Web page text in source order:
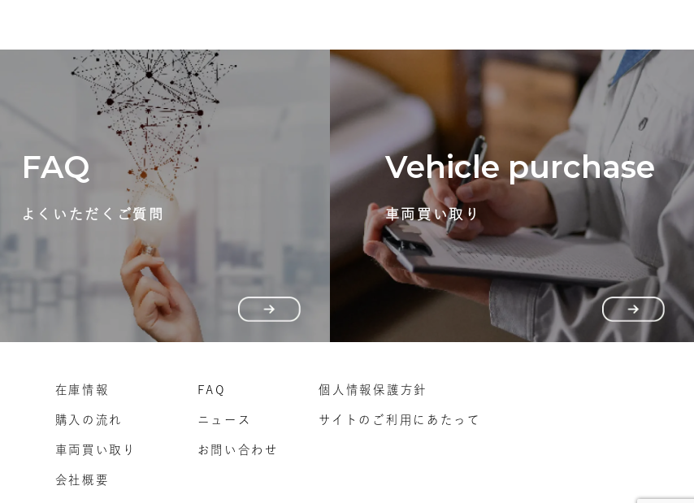
FAQ
よくいただくご質問
Vehicle purchase
車両買い取り
在庫情報
購入の流れ
車両買い取り
会社概要
FAQ
ニュース
お問い合わせ
個人情報保護方針
サイトのご利用にあたって